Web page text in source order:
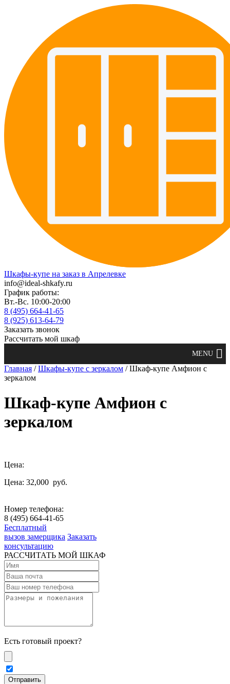
Шкафы-купе на заказ в Апрелевке
info@ideal-shkafy.ru
График работы:
Вт.-Вс. 10:00-20:00
8 (495) 664-41-65
8 (925) 613-64-79
Заказать звонок
Рассчитать мой шкаф
Главная /Шкафы-купе с зеркалом / Шкаф-купе Амфион с
зеркалом
Шкаф-купе Амфион с
зеркалом
Цена:
Цена: 32,000 руб.
Номер телефона:
8 (495) 664-41-65
Бесплатный
вызов замерщика Заказать
консультацию
РАССЧИТАТЬ МОЙ ШКАФ
Есть готовый проект?